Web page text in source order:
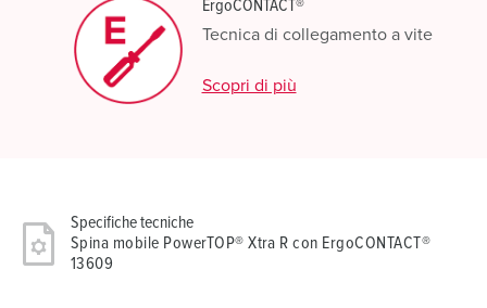
ErgoCONTACT®
Tecnica di collegamento a vite
Scopri di più
Specifiche tecniche
Spina mobile PowerTOP® Xtra R con ErgoCONTACT®
13609